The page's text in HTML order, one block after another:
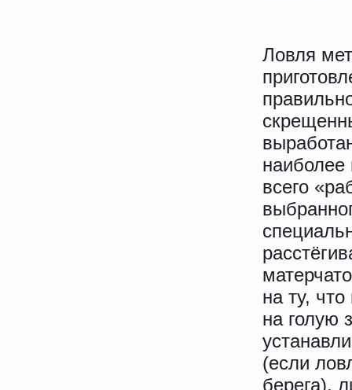
Ловля
наиболее
всего
на ту,
на голую
(если
берега),